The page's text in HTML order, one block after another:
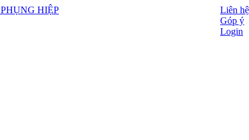
Liên hệ
Góp ý
Login